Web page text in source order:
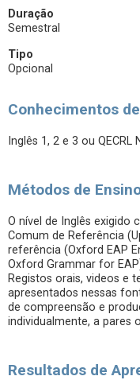
Duração
Semestral
Tipo
Opcional
Conhecimentos
Inglês 1, 2 e 3 ou QECRL
Métodos de
O nível de Inglês exigido
Comum de Referência
referência (Oxford EAP
Oxford Grammar for
Registos orais, videos e
apresentados nessas
de compreensão e
individualmente, a pares
Resultados de